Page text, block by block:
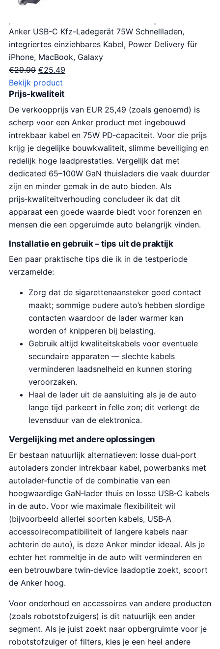
Anker USB-C Kfz-Ladegerät 75W Schnellladen,
integriertes einziehbares Kabel, Power Delivery für
iPhone, MacBook, Galaxy
€29.99 O
o
r
s
p
r
o
n
k
e
l
i
e
p
r
9
.
€25.49
d
i
g
e
p
r
i
j
s
i
:
€
9
Bekijk product
Prijs‑kwaliteit
De verkoopprijs van EUR 25,49 (zoals genoemd) is
scherp voor een Anker product met ingebouwd
intrekbaar kabel en 75W PD‑capaciteit. Voor die prijs
krijg je degelijke bouwkwaliteit, slimme beveiliging en
redelijk hoge laadprestaties. Vergelijk dat met
dedicated 65–100W GaN thuisladers die vaak duurder
zijn en minder gemak in de auto bieden. Als
prijs‑kwaliteitverhouding concludeer ik dat dit
apparaat een goede waarde biedt voor forenzen en
mensen die een opgeruimde auto belangrijk vinden.
Installatie en gebruik – tips uit de praktijk
Een paar praktische tips die ik in de testperiode
verzamelde:
Zorg dat de sigarettenaansteker goed contact
maakt; sommige oudere auto’s hebben slordige
contacten waardoor de lader warmer kan
worden of knipperen bij belasting.
Gebruik altijd kwaliteitskabels voor eventuele
secundaire apparaten — slechte kabels
verminderen laadsnelheid en kunnen storing
veroorzaken.
Haal de lader uit de aansluiting als je de auto
lange tijd parkeert in felle zon; dit verlengt de
levensduur van de elektronica.
Vergelijking met andere oplossingen
Er bestaan natuurlijk alternatieven: losse dual‑port
autoladers zonder intrekbaar kabel, powerbanks met
autolader‑functie of de combinatie van een
hoogwaardige GaN‑lader thuis en losse USB‑C kabels
in de auto. Voor wie maximale flexibiliteit wil
(bijvoorbeeld allerlei soorten kabels, USB‑A
accessoirecompatibiliteit of langere kabels naar
achterin de auto), is deze Anker minder ideaal. Als je
echter het rommeltje in de auto wilt verminderen en
een betrouwbare twin‑device laadoptie zoekt, scoort
de Anker hoog.
Voor onderhoud en accessoires van andere producten
(zoals robotstofzuigers) is dit natuurlijk een ander
segment. Als je juist zoekt naar opbergruimte voor je
robotstofzuiger of filters, kies je een heel andere